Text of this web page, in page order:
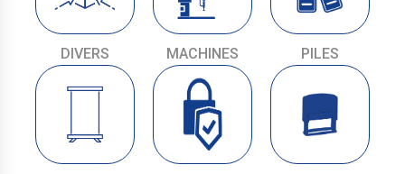
DIVERS MACHINES PILES